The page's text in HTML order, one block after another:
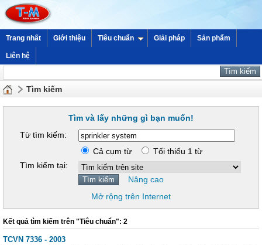
Trang nhất Giới thiệu Tiêu chuẩn Giải pháp Sản phẩm
Liên hệ
Tìm kiếm
Tìm và lấy những gì bạn muốn!
Từ tìm kiếm:
Cả cụm từ
Tối thiểu 1 từ
Tìm kiếm tại:
Nâng cao
Mở rộng trên Internet
Kết quả tìm kiếm trên "Tiêu chuẩn": 2
TCVN 7336 - 2003